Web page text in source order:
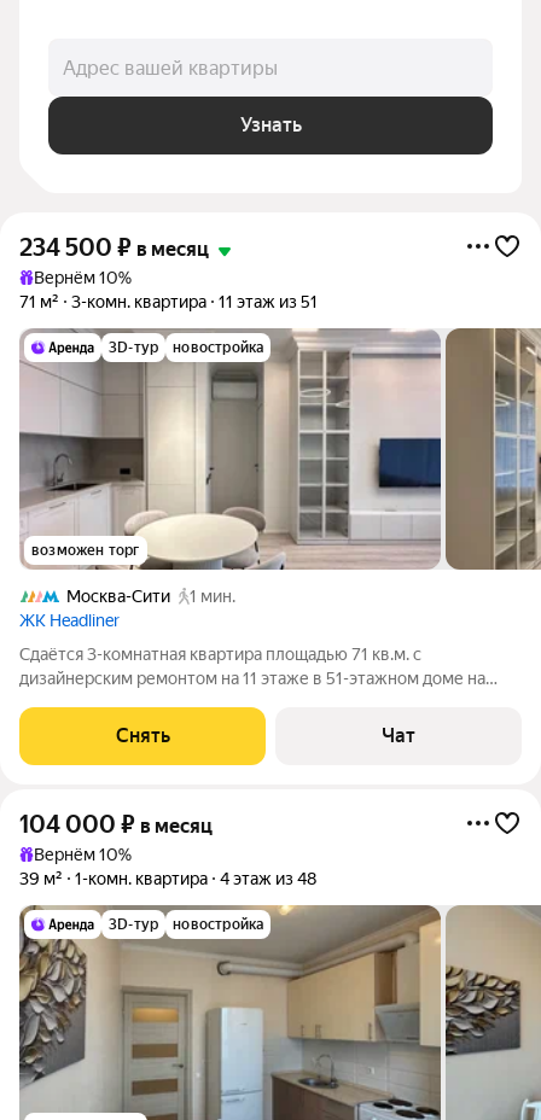
Адрес вашей квартиры
Узнать
234 500 ₽ в месяц
Вернём 10%
71 м²
3-комн. квартира 11 этаж из 51
3D-тур новостройка
возможен торг
Москва-Сити
1 мин.
ЖК Headliner
Сдаётся 3-комнатная квартира площадью 71 кв.м. с
дизайнерским ремонтом на 11 этаже в 51-этажном доме на
Стиральная машина Холодильник Посудомоечная машина
Снять Чат
104 000 ₽ в месяц
Вернём 10%
39 м²
1-комн. квартира 4 этаж из 48
3D-тур новостройка